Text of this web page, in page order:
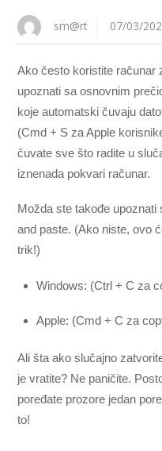
sm@rt 07/03/
Ako često koristite računar
upoznati sa osnovnim
koje automatski čuvaju
(Cmd + S za Apple
čuvate sve što radite u
iznenada pokvari računar.
Možda ste takođe
and paste. (Ako niste, ovo
trik!)
Windows: (Ctrl + C za
Apple: (Cmd + C za
Ali šta ako slučajno
je vratite? Ne paničite.
poređate prozore jedan
to!